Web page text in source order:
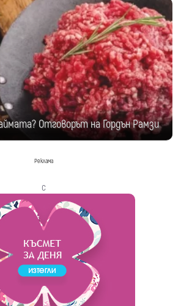
Отговорът на Гордън Рамзи
Реклама
с